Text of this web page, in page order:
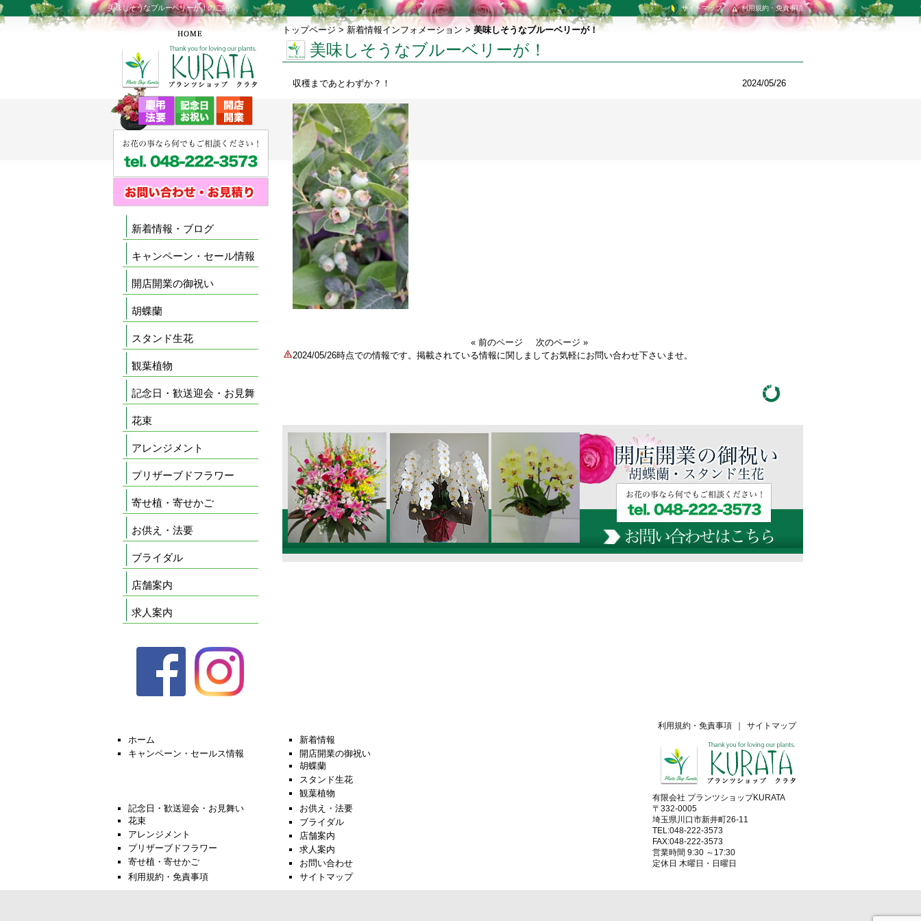
美味しそうなブルーベリーが！のご紹介 利用規約・免責事項
サイトマップ
トップページ > 新着情報インフォメーション > 美味しそうなブルーベリーが！
美味しそうなブルーベリーが！
2024/05/26
収穫まであとわずか？！
« 前のページ
次のページ »
2024/05/26時点での情報です。掲載されている情報に関しましてお気軽にお問い合わせ下さいませ。
新着情報・ブログ
キャンペーン・セール情報
開店開業の御祝い
胡蝶蘭
スタンド生花
観葉植物
記念日・歓送迎会・お見舞
花束
アレンジメント
プリザーブドフラワー
寄せ植・寄せかご
お供え・法要
ブライダル
店舗案内
求人案内
ホーム
新着情報
キャンペーン・セールス情報
開店開業の御祝い
胡蝶蘭
スタンド生花
観葉植物
記念日・歓送迎会・お見舞い
花束
アレンジメント
プリザーブドフラワー
寄せ植・寄せかご
お供え・法要
ブライダル
店舗案内
求人案内
お問い合わせ
利用規約・免責事項
サイトマップ
サイトマップ
利用規約・免責事項
有限会社 プランツショップKURATA
〒332-0005
埼玉県川口市新井町26-11
TEL:048-222-3573
FAX:048-222-3573
営業時間 9:30 ～17:30
定休日 木曜日・日曜日